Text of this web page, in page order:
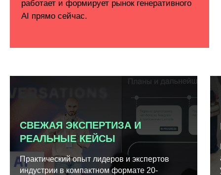
СВЕЖАЯ ЭКСПЕРТИЗА И
РЕАЛЬНЫЕ КЕЙСЫ
Практический опыт лидеров и экспертов
индустрии в компактном формате 20-